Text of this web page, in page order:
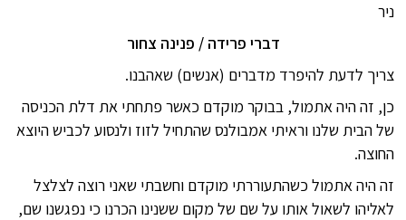
ניר
דברי פרידה / פנינה צחור
צריך לדעת להיפרד מדברים (אנשים) שאהבנו.
כן, זה היה אתמול, בבוקר מוקדם כאשר פתחתי את דלת הכניסה
של הבית שלנו וראיתי אמבולנס שהתחיל לזוז ולנסוע לכביש היוצא
החוצה.
זה היה אתמול כשהתעוררתי מוקדם וחשבתי שאני רוצה לצלצל
לאליהו לשאול אותו על שם של מקום ששנינו הכרנו כי נפגשנו שם,